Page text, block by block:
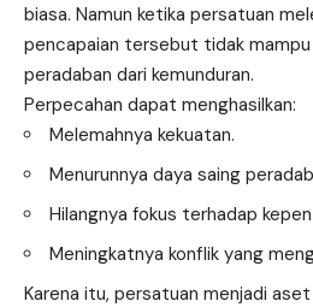
biasa. Namun ketika persatuan
pencapaian tersebut tidak
peradaban dari kemunduran.
Perpecahan dapat menghasilkan:
Melemahnya kekuatan.
Menurunnya daya saing
Hilangnya fokus terhadap
Meningkatnya konflik yang
Karena itu, persatuan menjadi